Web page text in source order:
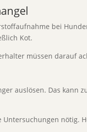
bei
Kot.
müssen darauf
auslösen. Das kann